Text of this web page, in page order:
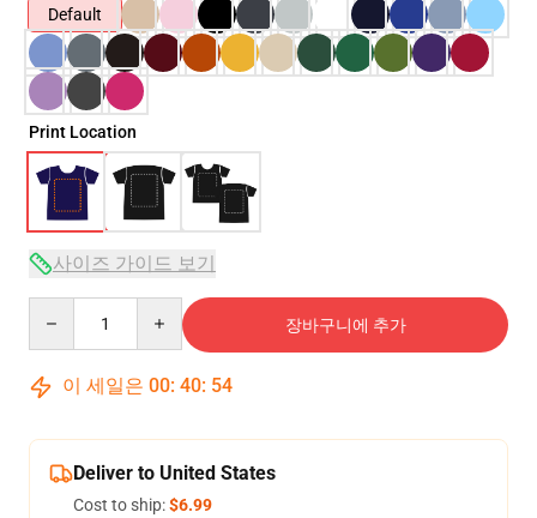
Default
Print Location
사이즈 가이드 보기
장바구니에 추가
이 세일은 00: 40: 54
Deliver to United States
Cost to ship:$6.99